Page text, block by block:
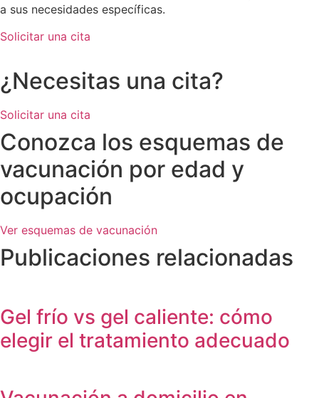
a sus necesidades específicas.
Solicitar una cita
¿Necesitas una cita?
Solicitar una cita
Conozca los esquemas de
vacunación por edad y
ocupación
Ver esquemas de vacunación
Publicaciones relacionadas
Gel frío vs gel caliente: cómo
elegir el tratamiento adecuado